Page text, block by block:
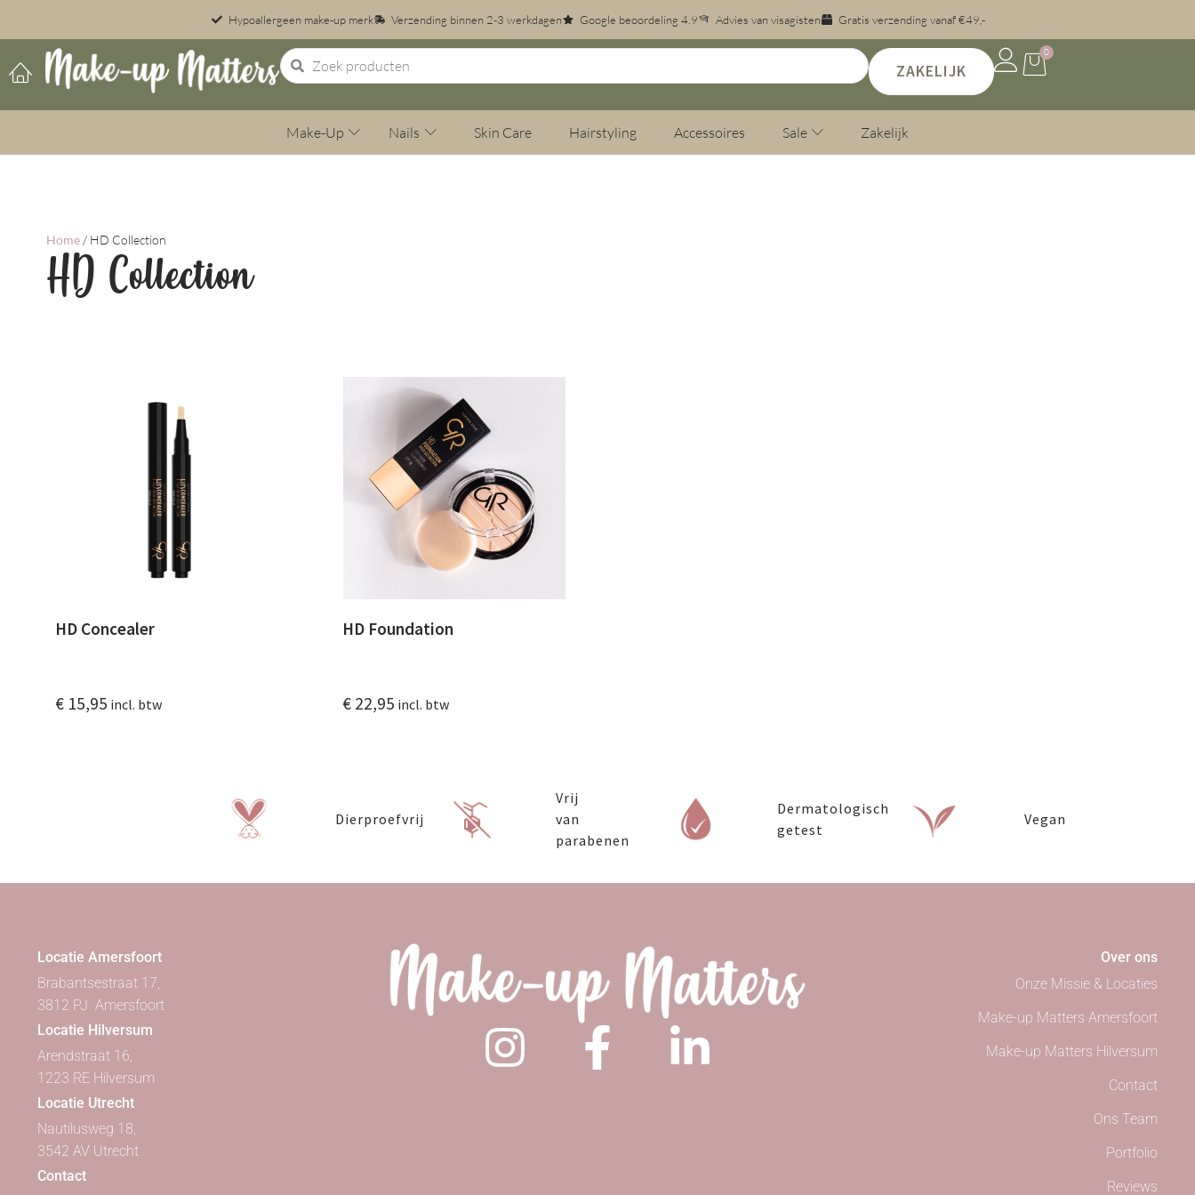
Hypoallergeen make-up merk Verzending binnen 2-3 werkdagen Google beoordeling 4.9 Advies van visagisten Gratis verzending vanaf €49,-
ZAKELIJK
0
Make-Up Nails Skin Care Hairstyling Accessoires Sale Zakelijk
Home / HD Collection
HD Collection
HD Concealer
€ 15,95 incl. btw
HD Foundation
€22,95 incl. btw
Dierproefvrij
Vrij
van
parabenen
Dermatologisch
getest
Vegan
Locatie Amersfoort
Brabantsestraat 17,
3812 PJ Amersfoort
Locatie Hilversum
Arendstraat 16,
1223 RE Hilversum
Locatie Utrecht
Nautilusweg 18,
3542 AV Utrecht
Contact
Over ons
Onze Missie & Locaties
Make-up Matters Amersfoort
Make-up Matters Hilversum
Contact
Ons Team
Portfolio
Reviews